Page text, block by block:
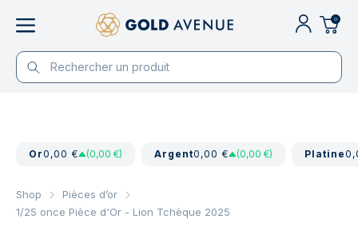
0
Or0,00 € (0,00 €) Argent0,00 € (0,00 €) Platine
Shop
Pièces d’or
1/25 once Pièce d'Or - Lion Tchèque 2025